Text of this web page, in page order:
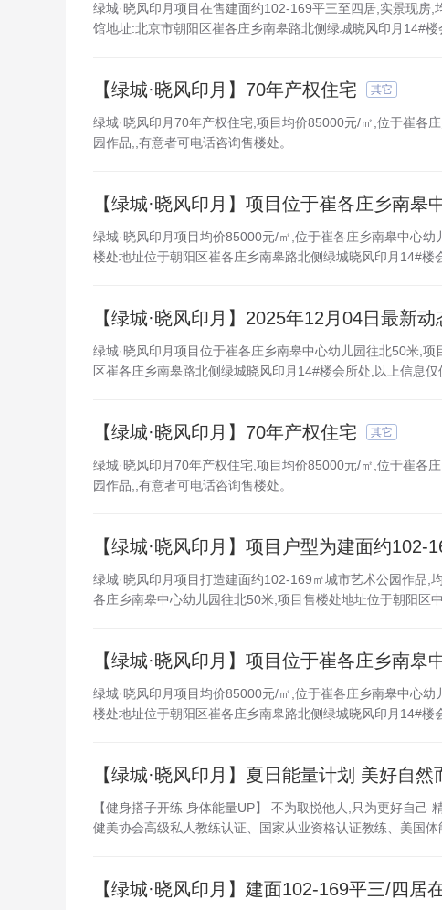
绿城·晓风印月项目在售建面约102-169平三至四居,实景现
馆地址:北京市朝阳区崔各庄乡南皋路北侧绿城晓风印月14#楼
【绿城·晓风印月】70年产权住宅 其它
绿城·晓风印月70年产权住宅,项目均价85000元/㎡,位于崔各
园作品,,有意者可电话咨询售楼处。
【绿城·晓风印月】项目位于崔各庄乡南皋
绿城·晓风印月项目均价85000元/㎡,位于崔各庄乡南皋中心
楼处地址位于朝阳区崔各庄乡南皋路北侧绿城晓风印月14#楼
【绿城·晓风印月】2025年12月04日最新动
绿城·晓风印月项目位于崔各庄乡南皋中心幼儿园往北50米,
区崔各庄乡南皋路北侧绿城晓风印月14#楼会所处,以上信息
【绿城·晓风印月】70年产权住宅 其它
绿城·晓风印月70年产权住宅,项目均价85000元/㎡,位于崔各
园作品,,有意者可电话咨询售楼处。
【绿城·晓风印月】项目户型为建面约102-
绿城·晓风印月项目打造建面约102-169㎡城市艺术公园作品
各庄乡南皋中心幼儿园往北50米,项目售楼处地址位于朝阳区
【绿城·晓风印月】项目位于崔各庄乡南皋
绿城·晓风印月项目均价85000元/㎡,位于崔各庄乡南皋中心
楼处地址位于朝阳区崔各庄乡南皋路北侧绿城晓风印月14#楼
【绿城·晓风印月】夏日能量计划 美好自然
【健身搭子开练 身体能量UP】 不为取悦他人,只为更好自
健美协会高级私人教练认证、国家从业资格认证教练、美国
【绿城·晓风印月】建面102-169平三/四居